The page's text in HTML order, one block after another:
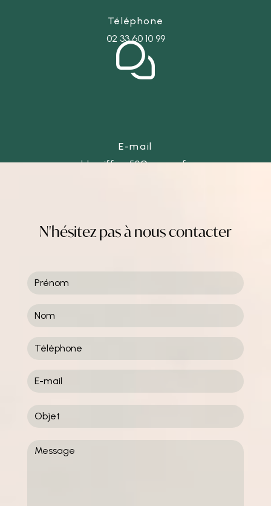
Téléphone
02 33 60 10 99
E-mail
ld-coiffure50@orange.fr
N'hésitez pas à nous contacter